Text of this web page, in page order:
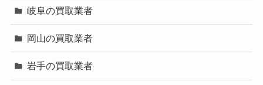
岐阜の買取業者
岡山の買取業者
岩手の買取業者